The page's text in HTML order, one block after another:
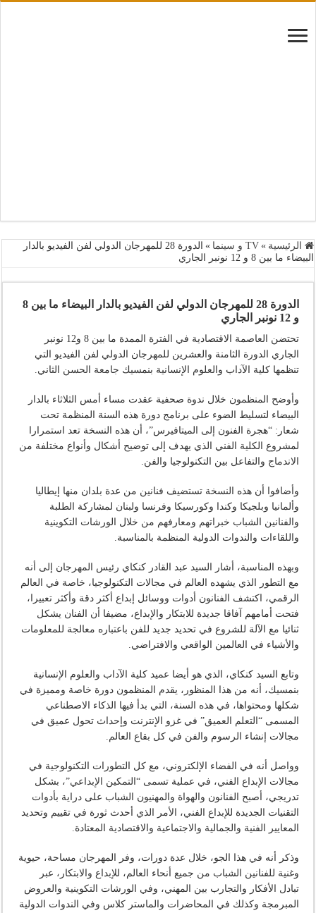
الرئيسية » TV و سينما »
الدورة 28 للمهرجان الدولي لفن الفيديو بالدار
البيضاء ما بين 8 و 12 نونبر الجاري
الدورة 28 للمهرجان الدولي لفن الفيديو بالدار البيضاء ما بين 8
و 12 نونبر الجاري
تحتضن العاصمة الاقتصادية في الفترة الممدة ما بين 8 و12 نونبر
الجاري الدورة الثامنة والعشرين للمهرجان الدولي لفن الفيديو التي
تنظمها كلية الآداب والعلوم الإنسانية بنمسيك جامعة الحسن الثاني.
وأوضح المنظمون خلال ندوة صحفية عقدت مساء أمس الثلاثاء بالدار
البيضاء لتسليط الضوء على برنامج دورة هذه السنة المنظمة تحت
شعار: “هجرة الفنون إلى الميتافيرس”، أن هذه النسخة تعد استمرارا
لمشروع الكلية الفني الذي يهدف إلى توضيح أشكال وأنواع مختلفة من
الاندماج والتفاعل بين التكنولوجيا والفن.
وأضافوا أن هذه النسخة تستضيف فنانين من عدة بلدان منها إيطاليا
وألمانيا وبلجيكا وكندا وكورسيكا وفرنسا ولبنان لمشاركة الطلبة
والفنانين الشباب خبراتهم ومعارفهم من خلال الورشات التكوينية
واللقاءات والندوات الدولية المنظمة بالمناسبة.
وبهذه المناسبة، أشار السيد عبد القادر كنكاي رئيس المهرجان إلى أنه
مع التطور الذي يشهده العالم في مجالات التكنولوجيا، خاصة في العالم
الرقمي، اكتشف الفنانون أدوات ووسائل إبداع أكثر دقة وأكثر تعبيرا،
فتحت أمامهم آفاقا جديدة للابتكار والإبداع، مضيفا أن الفنان يشكل
ثنائيا مع الآلة للشروع في تحديد جديد للفن باعتباره معالجة للمعلومات
والأشياء في العالمين الواقعي والافتراضي.
وتابع السيد كنكاي، الذي هو أيضا عميد كلية الآداب والعلوم الإنسانية
بنمسيك، أنه من هذا المنظور، يقدم المنظمون دورة خاصة ومميزة في
شكلها ومحتواها، في هذه السنة، التي بدأ فيها الذكاء الاصطناعي
المسمى “التعلم العميق” في غزو الإنترنت وإحداث تحول عميق في
مجالات إنشاء الرسوم والفن في كل بقاع العالم.
وواصل أنه في الفضاء الإلكتروني، مع كل التطورات التكنولوجية في
مجالات الإبداع الفني، في عملية تسمى “التمكين الإبداعي”، بشكل
تدريجي، أصبح الفنانون والهواة والمهنيون الشباب على دراية بأدوات
التقنيات الجديدة للإبداع الفني، الأمر الذي أحدث ثورة في تقييم وتحديد
المعايير الفنية والجمالية والاجتماعية والاقتصادية المعتادة.
وذكر أنه في هذا الجو، خلال عدة دورات، وفر المهرجان مساحة، حيوية
وغنية للفنانين الشباب من جميع أنحاء العالم، للإبداع والابتكار، عبر
تبادل الأفكار والتجارب بين المهني، وفي الورشات التكوينية والعروض
المبرمجة وكذلك في المحاضرات والماستر كلاس وفي الندوات الدولية